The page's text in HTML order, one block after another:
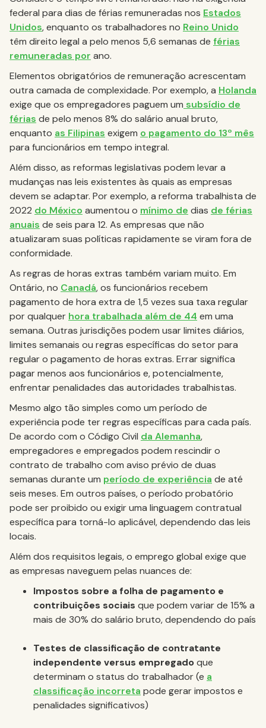
federal para dias de férias remuneradas nos Estados
Unidos, enquanto os trabalhadores no Reino Unido
têm direito legal a pelo menos 5,6 semanas de férias
remuneradas por ano.
Elementos obrigatórios de remuneração acrescentam
outra camada de complexidade. Por exemplo, a Holanda
exige que os empregadores paguem um subsídio de
férias de pelo menos 8% do salário anual bruto,
enquanto as Filipinas exigem o pagamento do 13º mês
para funcionários em tempo integral.
Além disso, as reformas legislativas podem levar a
mudanças nas leis existentes às quais as empresas
devem se adaptar. Por exemplo, a reforma trabalhista de
2022 do México aumentou o mínimo de dias de férias
anuais de seis para 12. As empresas que não
atualizaram suas políticas rapidamente se viram fora de
conformidade.
As regras de horas extras também variam muito. Em
Ontário, no Canadá, os funcionários recebem
pagamento de hora extra de 1,5 vezes sua taxa regular
por qualquer hora trabalhada além de 44 em uma
semana. Outras jurisdições podem usar limites diários,
limites semanais ou regras específicas do setor para
regular o pagamento de horas extras. Errar significa
pagar menos aos funcionários e, potencialmente,
enfrentar penalidades das autoridades trabalhistas.
Mesmo algo tão simples como um período de
experiência pode ter regras específicas para cada país.
De acordo com o Código Civil da Alemanha,
empregadores e empregados podem rescindir o
contrato de trabalho com aviso prévio de duas
semanas durante um período de experiência de até
seis meses. Em outros países, o período probatório
pode ser proibido ou exigir uma linguagem contratual
específica para torná-lo aplicável, dependendo das leis
locais.
Além dos requisitos legais, o emprego global exige que
as empresas naveguem pelas nuances de:
Impostos sobre a folha de pagamento e
contribuições sociais que podem variar de 15% a
mais de 30% do salário bruto, dependendo do país
Testes de classificação de contratante
independente versus empregadoque
determinam o status do trabalhador (e a
classificação incorreta pode gerar impostos e
penalidades significativos)